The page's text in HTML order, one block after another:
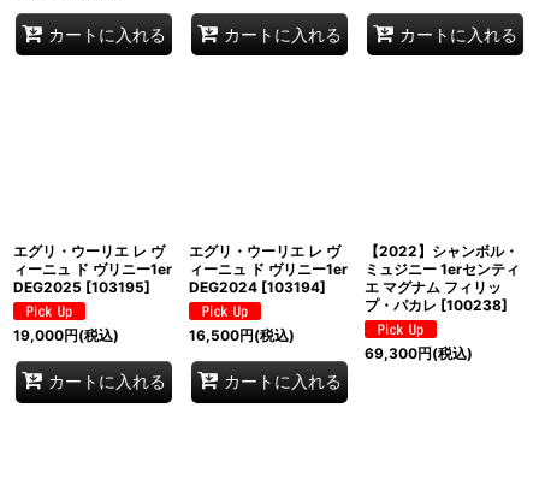
カートに入れる カートに入れる カートに入れる
エグリ・ウーリエ レ ヴ
ィーニュ ド ヴリニー1er
DEG2025 [103195]
19,000円(税込)
カートに入れる
エグリ・ウーリエ レ ヴ
ィーニュ ド ヴリニー1er
DEG2024 [103194]
16,500円(税込)
カートに入れる
【2022】シャンボル・
ミュジニー 1erセンティ
エ マグナム フィリッ
プ・パカレ [100238]
69,300円(税込)